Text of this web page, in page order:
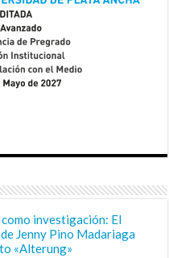
investigación: El
Jenny Pino Madariaga
«Alterung»